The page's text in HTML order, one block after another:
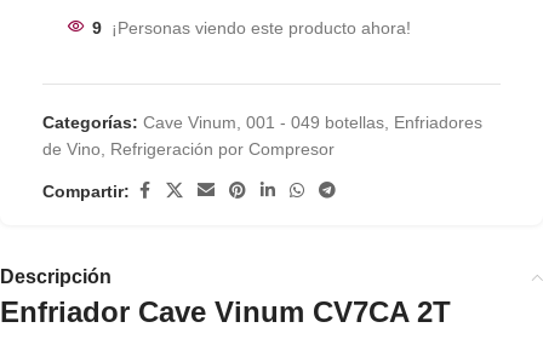
9 ¡Personas viendo este producto ahora!
Categorías: Cave Vinum 001 - 049 botellas Enfriadores
de Vino
Refrigeración por Compresor
Compartir:
Descripción
Enfriador Cave Vinum CV7CA 2T